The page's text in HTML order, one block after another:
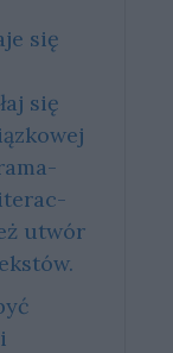
się
się
utwór